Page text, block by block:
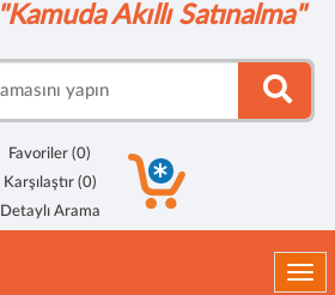
"Kamuda Akıllı Satınalma"
Favoriler(0)
Karşılaştır (0)
Detaylı Arama